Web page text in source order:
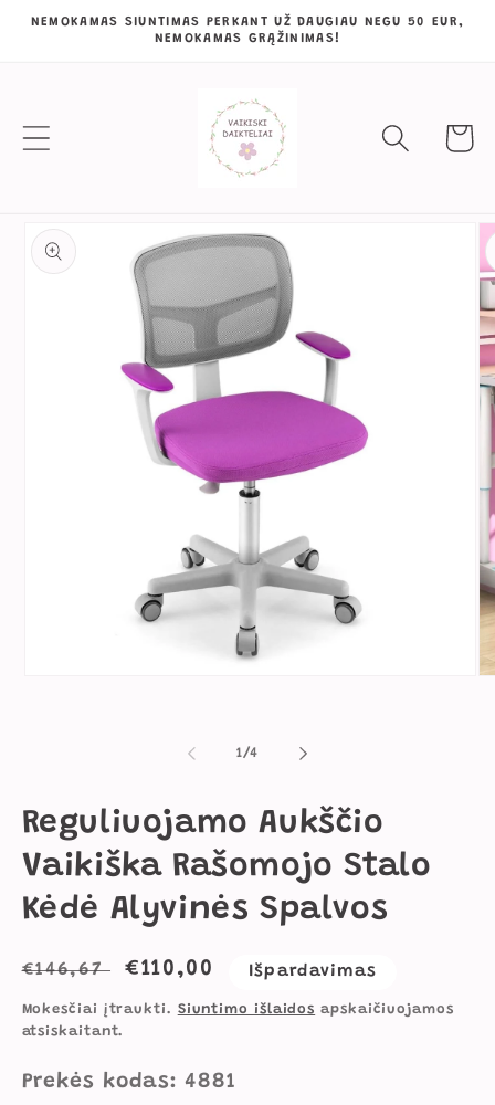
Eiti į
NEMOKAMAS SIUNTIMAS PERKANT UŽ DAUGIAU NEGU 50 EUR,
NEMOKAMAS GRĄŽINIMAS!
informacijos
apie gaminį
1/iš
4
Reguliuojamo Aukščio
Vaikiška Rašomojo Stalo
Kėdė Alyvinės Spalvos
Įprasta
kaina
€146,67
Išpardavimo
kaina
€110,00 Išpardavimas
Mokesčiai įtraukti. Siuntimo išlaidos apskaičiuojamos
atsiskaitant.
Prekės kodas: 4881